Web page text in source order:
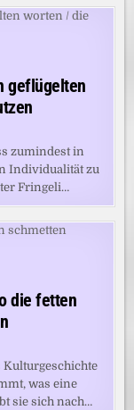
geflügelten
zumindest in
Individualität zu
Fringeli…
die fetten
was eine
sie sich nach…